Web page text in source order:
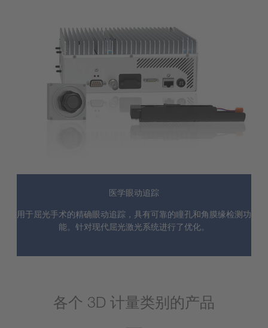
医学眼动追踪
用于屈光手术的精确眼动追踪，具有可靠的瞳孔和角膜缘检测功
能。针对现代屈光激光系统进行了优化。
各个 3D 计量类别的产品